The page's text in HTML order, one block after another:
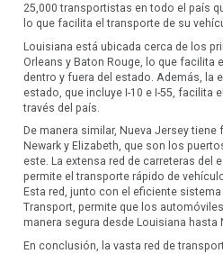
25,000 transportistas en todo el país
lo que facilita el transporte de su
Louisiana está ubicada cerca de los
Orleans y Baton Rouge, lo que facilita
dentro y fuera del estado. Además, la
estado, que incluye I-10 e I-55, facilita
través del país.
De manera similar, Nueva Jersey
Newark y Elizabeth, que son los
este. La extensa red de carreteras del
permite el transporte rápido de
Esta red, junto con el eficiente
Transport, permite que los
manera segura desde Louisiana hasta
En conclusión, la vasta red de